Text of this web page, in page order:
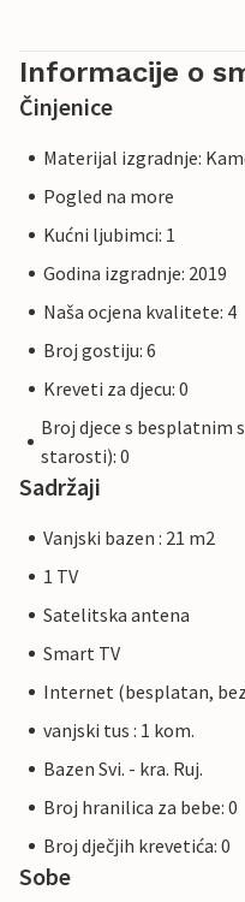
Informacije o
Činjenice
Materijal izgradnje:
Pogled na more
Kućni ljubimci: 1
Godina izgradnje: 2019
Naša ocjena kvalitete: 4
Broj gostiju: 6
Kreveti za djecu: 0
Broj djece s besplatnim
starosti): 0
Sadržaji
Vanjski bazen : 21 m2
1 TV
Satelitska antena
Smart TV
Internet (besplatan,
vanjski tus : 1 kom.
Bazen Svi. - kra. Ruj.
Broj hranilica za bebe: 0
Broj dječjih krevetića: 0
Sobe